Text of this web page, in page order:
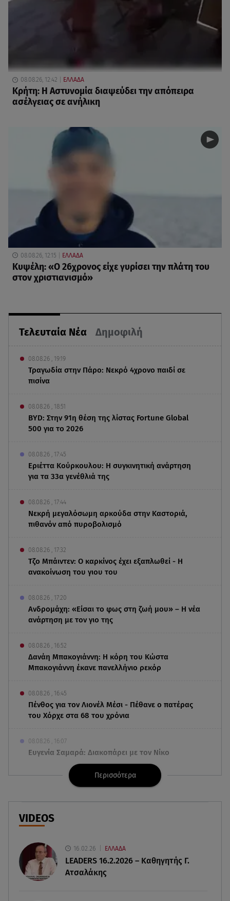
Τελευταία Νέα Δημοφιλή
08.08.26 , 19:19
Τραγωδία στην Πάρο: Νεκρό 4χρονο παιδί σε
πισίνα
08.08.26 , 18:51
BYD: Στην 91η θέση της λίστας Fortune Global
500 για το 2026
08.08.26 , 17:45
Εριέττα Κούρκουλου: Η συγκινητική ανάρτηση
για τα 33α γενέθλιά της
08.08.26 , 17:44
Νεκρή μεγαλόσωμη αρκούδα στην Καστοριά,
πιθανόν από πυροβολισμό
08.08.26 , 17:32
Τζο Μπάιντεν: Ο καρκίνος έχει εξαπλωθεί - Η
ανακοίνωση του γιου του
08.08.26 , 17:20
Ανδρομάχη: «Είσαι το φως στη ζωή μου» – Η νέα
ανάρτηση με τον γιο της
08.08.26 , 16:52
Δανάη Μπακογιάννη: Η κόρη του Κώστα
Μπακογιάννη έκανε πανελλήνιο ρεκόρ
08.08.26 , 16:45
Πένθος για τον Λιονέλ Μέσι - Πέθανε ο πατέρας
του Χόρχε στα 68 του χρόνια
08.08.26 , 16:07
Ευγενία Σαμαρά: Διακοπάρει με τον Νίκο
Μουτσινά - Πού βρίσκονται;
Back to black: η διαχρονική αξία του μαύρου
Δούκισσα Νομικού: Από τη Μύκονο «πετάχτηκε»
στη Γαλλική Πολυνησία!
Περισσότερα
VIDEOS
16.02.26 ΕΛΛΑΔΑ
LEADERS 16.2.2026 – Καθηγητής Γ.
Ατσαλάκης
08.08.26, 12:42 ΕΛΛΑΔΑ
Κρήτη: Η Αστυνομία διαψεύδει την απόπειρα
ασέλγειας σε ανήλικη
08.08.26, 12:15 ΕΛΛΑΔΑ
Κυψέλη: «Ο 26χρονος είχε γυρίσει την πλάτη του
στον χριστιανισμό»